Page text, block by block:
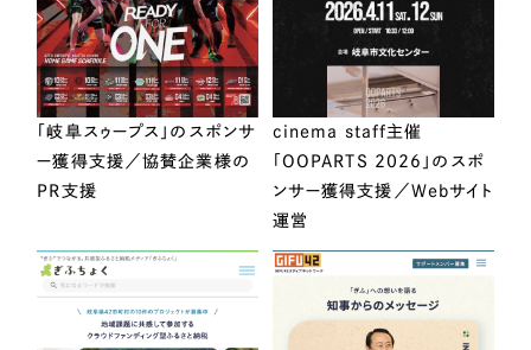
「岐阜スゥープス」のスポンサ
ー獲得支援／協賛企業様の
PR支援
cinema staff主催
「OOPARTS 2026」のスポ
ンサー獲得支援／Webサイト
運営